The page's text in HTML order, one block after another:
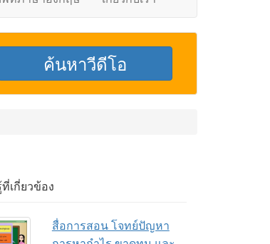
เกี่ยวข้อง
สื่อการสอน โจทย์ปัญหา